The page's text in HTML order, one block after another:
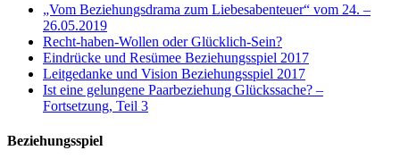
„Vom Beziehungsdrama zum Liebesabenteuer“ vom 24. –
26.05.2019
Recht-haben-Wollen oder Glücklich-Sein?
Eindrücke und Resümee Beziehungsspiel 2017
Leitgedanke und Vision Beziehungsspiel 2017
Ist eine gelungene Paarbeziehung Glückssache? –
Fortsetzung, Teil 3
Beziehungsspiel